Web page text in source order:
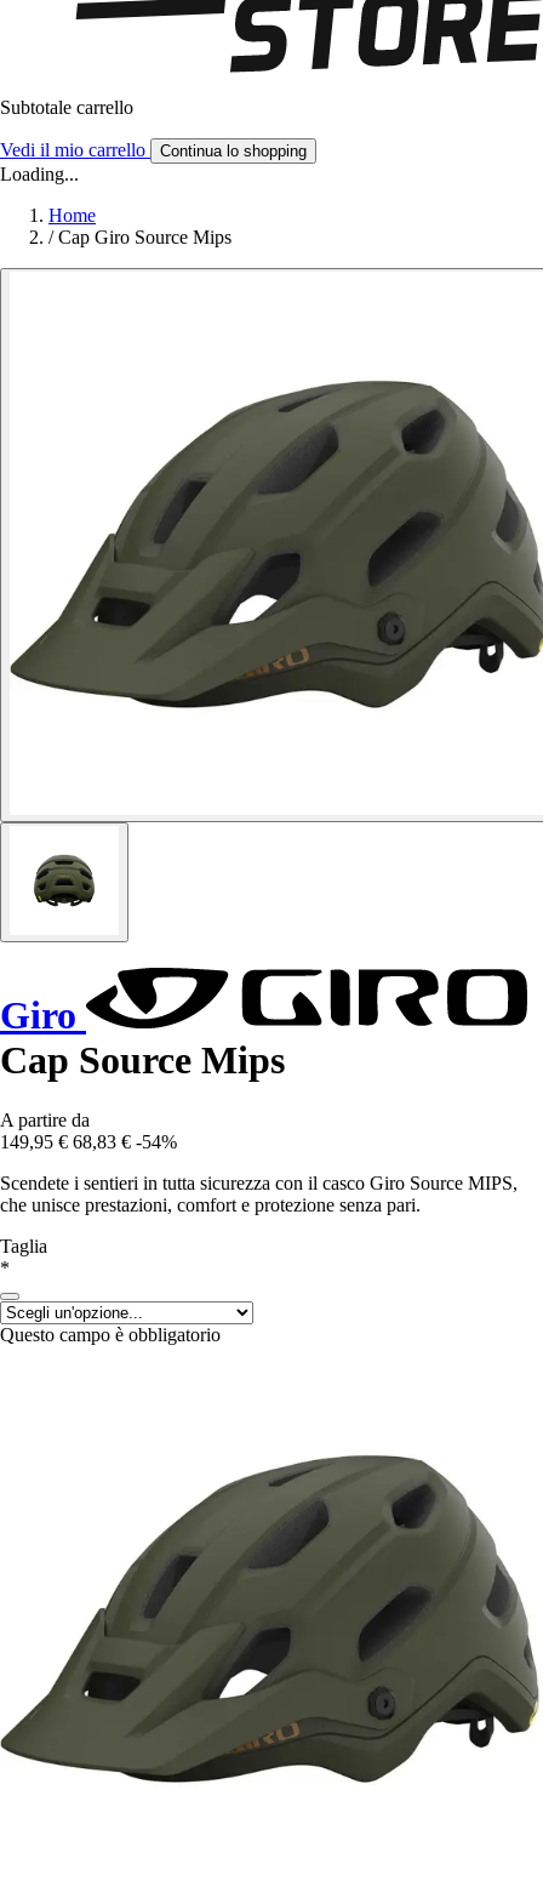
Subtotale carrello
Vedi il mio carrello Continua lo shopping
Loading...
Home
/ Cap Giro Source Mips
Giro
Cap Source Mips
A partire da
149,95 € 68,83 € -54%
Scendete i sentieri in tutta sicurezza con il casco Giro Source MIPS,
che unisce prestazioni, comfort e protezione senza pari.
Taglia
*
Questo campo è obbligatorio